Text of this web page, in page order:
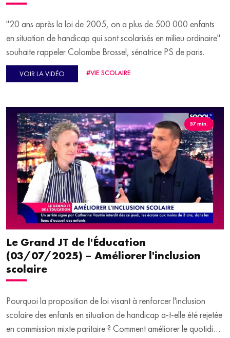
"20 ans après la loi de 2005, on a plus de 500 000 enfants
en situation de handicap qui sont scolarisés en milieu ordinaire"
souhaite rappeler Colombe Brossel, sénatrice PS de paris.
VOIR LA VIDÉO #VIE SCOLAIRE
57 min.
Le Grand JT de l'Éducation
(03/07/2025) – Améliorer l'inclusion
scolaire
Pourquoi la proposition de loi visant à renforcer l'inclusion
scolaire des enfants en situation de handicap a-t-elle été rejetée
en commission mixte paritaire ? Comment améliorer le quotidien